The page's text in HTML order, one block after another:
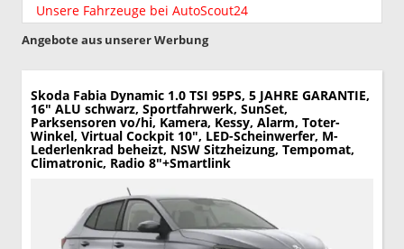
Unsere Fahrzeuge bei AutoScout24
Angebote aus unserer Werbung
Skoda Fabia Dynamic 1.0 TSI 95PS, 5 JAHRE GARANTIE,
16" ALU schwarz, Sportfahrwerk, SunSet,
Parksensoren vo/hi, Kamera, Kessy, Alarm, Toter-
Winkel, Virtual Cockpit 10", LED-Scheinwerfer, M-
Lederlenkrad beheizt, NSW Sitzheizung, Tempomat,
Climatronic, Radio 8"+Smartlink